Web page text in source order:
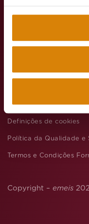
Web grupo
Política de privacidade
Política de Cookies
Definições de cookies
Política da Qualidade e
Termos e Condições
Copyright – emeis